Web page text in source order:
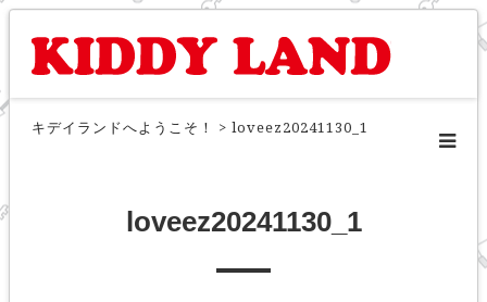
キデイランドへようこそ！ > loveez20241130_1
loveez20241130_1